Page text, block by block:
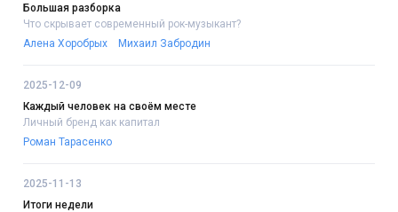
Большая разборка
Что скрывает современный рок-музыкант?
Алена Хоробрых
Михаил Забродин
2025-12-09
Каждый человек на своём месте
Личный бренд как капитал
Роман Тарасенко
2025-11-13
Итоги недели